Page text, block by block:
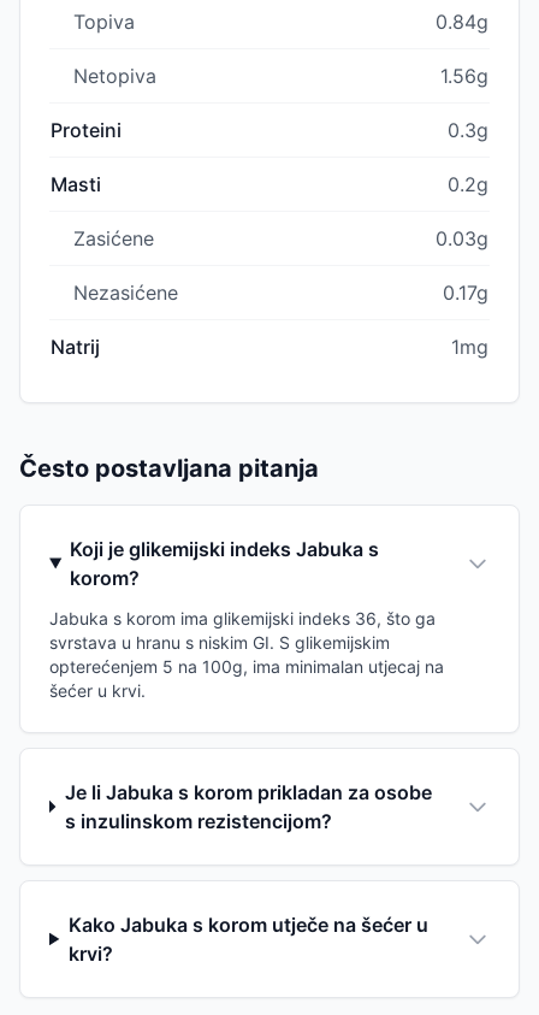
Topiva 0.84g
Netopiva 1.56g
Proteini 0.3g
Masti 0.2g
Zasićene 0.03g
Nezasićene 0.17g
Natrij 1mg
Često postavljana pitanja
Koji je glikemijski indeks Jabuka s
korom?
Jabuka s korom ima glikemijski indeks 36, što ga
svrstava u hranu s niskim GI. S glikemijskim
opterećenjem 5 na 100g, ima minimalan utjecaj na
šećer u krvi.
Je li Jabuka s korom prikladan za osobe
s inzulinskom rezistencijom?
Kako Jabuka s korom utječe na šećer u
krvi?